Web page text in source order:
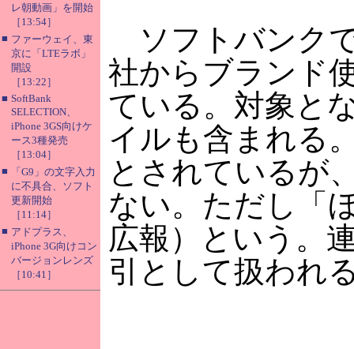
レ朝動画」を開始
［13:54］
■ ファーウェイ、東
京に「LTEラボ」
開設
［13:22］
■ SoftBank
SELECTION、
iPhone 3GS向けケ
ース3種発売
［13:04］
■
「G9」の文字入力
に不具合、ソフト
更新開始
［11:14］
■ アドプラス、
iPhone 3G向けコン
バージョンレンズ
［10:41］
ソフトバンク
社からブランド
ている。対象と
イルも含まれる
とされているが
ない。ただし「
広報）という。
引として扱われ